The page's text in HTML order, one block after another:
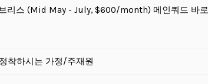
리스 (Mid May - July, $600/month) 메인쿼드 바
착하시는 가정/주재원